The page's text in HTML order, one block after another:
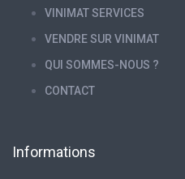
VINIMAT SERVICES
VENDRE SUR VINIMAT
QUI SOMMES-NOUS ?
CONTACT
Informations